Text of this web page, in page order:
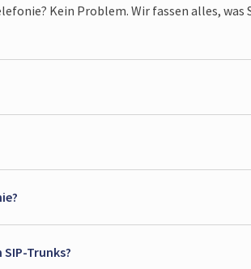
Kein Problem. Wir fassen alles, was
Trunks?